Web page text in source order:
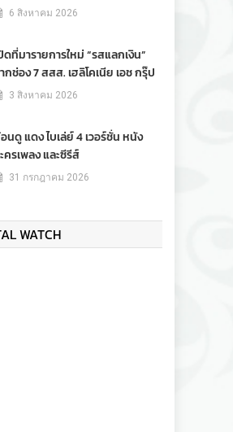
6 สิงหาคม 2026
ดที่มารายการใหม่ “รสแลกเงิน”
กช่อง 7 สสส. เฮลิโคเนีย เอช กรุ๊ป
3 สิงหาคม 2026
นดู แดง ไบเล่ย์ 4 เวอร์ชั่น หนัง
ครเพลง และซีรีส์
31 กรกฎาคม 2026
WATCH